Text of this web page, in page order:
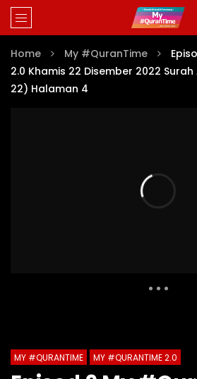
Home My #QuranTime
2.0 Khamis 22 Disember 2022
22) Halaman 4
0 Comments
MY #QURANTIME MY #QURANTIME 2.0